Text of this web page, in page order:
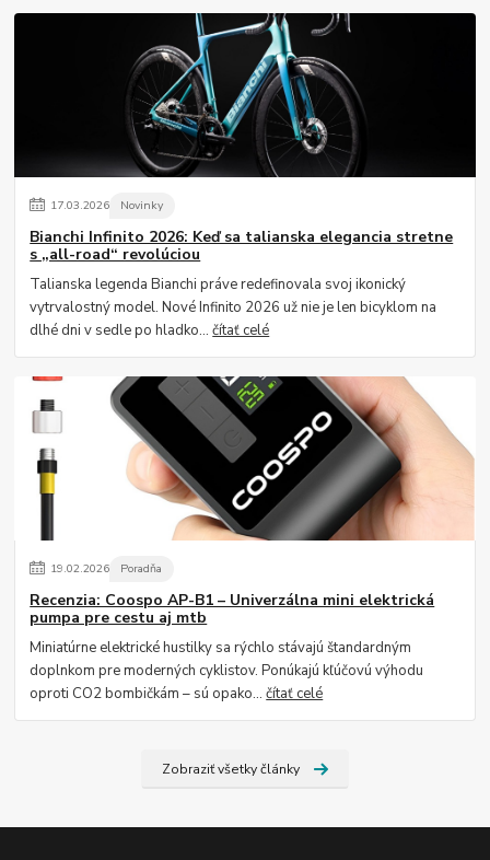
17.03.2026 Novinky
Bianchi Infinito 2026: Keď sa talianska elegancia stretne
s „all-road“ revolúciou
Talianska legenda Bianchi práve redefinovala svoj ikonický
vytrvalostný model. Nové Infinito 2026 už nie je len bicyklom na
dlhé dni v sedle po hladko...čítať celé
19.02.2026 Poradňa
Recenzia: Coospo AP-B1 – Univerzálna mini elektrická
pumpa pre cestu aj mtb
Miniatúrne elektrické hustilky sa rýchlo stávajú štandardným
doplnkom pre moderných cyklistov. Ponúkajú kľúčovú výhodu
oproti CO2 bombičkám – sú opako...čítať celé
Zobraziť všetky články